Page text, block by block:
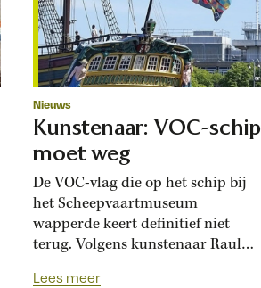
Nieuws
Kunstenaar: VOC-schip
moet weg
De VOC-vlag die op het schip bij
het Scheepvaartmuseum
wapperde keert definitief niet
terug. Volgens kunstenaar Raul
Lees meer